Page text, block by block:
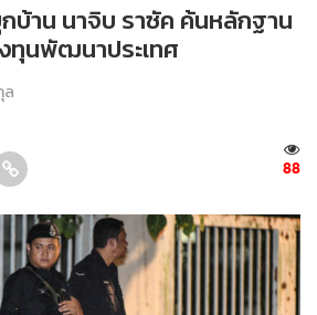
บ้าน นาจิบ ราซัค ค้นหลักฐาน
ทุนพัฒนาประเทศ
ล
88